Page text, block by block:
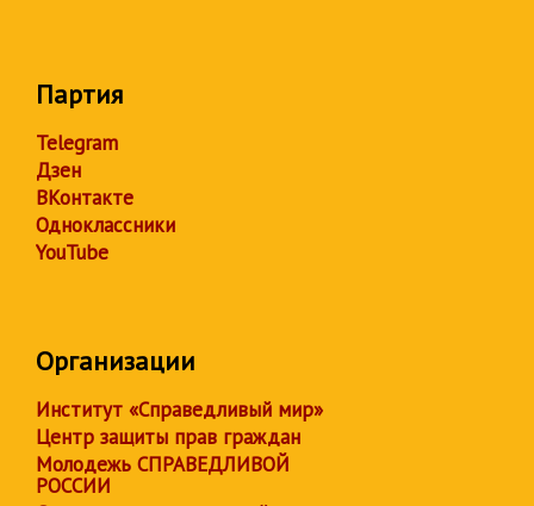
Партия
Telegram
Дзен
ВКонтакте
Одноклассники
YouTube
Организации
Институт «Справедливый мир»
Центр защиты прав граждан
Молодежь СПРАВЕДЛИВОЙ
РОССИИ